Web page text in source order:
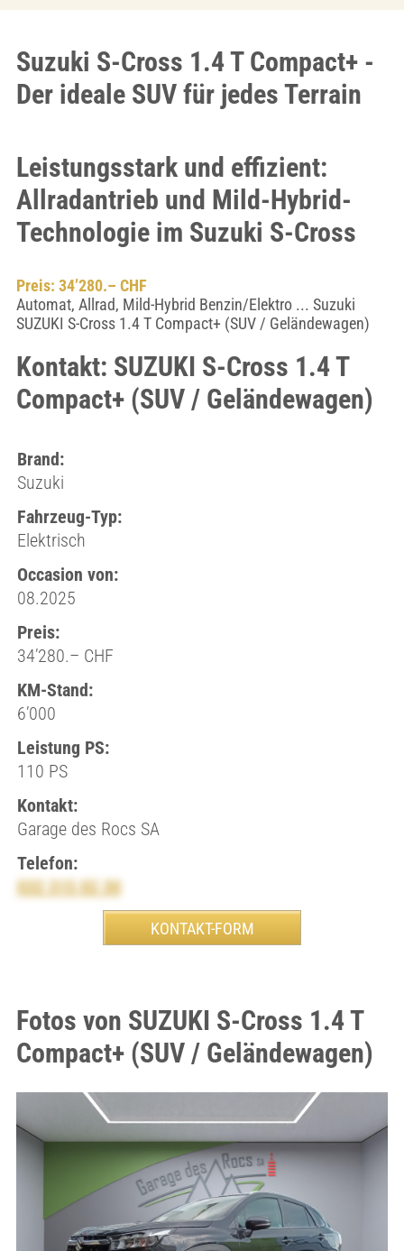
Suzuki S-Cross 1.4 T Compact+ -
Der ideale SUV für jedes Terrain
Leistungsstark und effizient:
Allradantrieb und Mild-Hybrid-
Technologie im Suzuki S-Cross
Preis: 34’280.– CHF
Automat, Allrad, Mild-Hybrid Benzin/Elektro ... Suzuki
SUZUKI S-Cross 1.4 T Compact+ (SUV / Geländewagen)
Kontakt: SUZUKI S-Cross 1.4 T
Compact+ (SUV / Geländewagen)
Brand:
Suzuki
Fahrzeug-Typ:
Elektrisch
Occasion von:
08.2025
Preis:
34’280.– CHF
KM-Stand:
6’000
Leistung PS:
110 PS
Kontakt:
Garage des Rocs SA
Telefon:
032 315 02 30
Fotos von SUZUKI S-Cross 1.4 T
Compact+ (SUV / Geländewagen)